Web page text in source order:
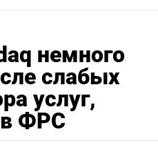
немного
слабых
услуг,
ФРС